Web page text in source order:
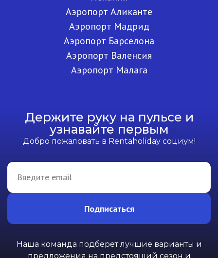
Аэропорт Аликанте
Аэропорт Мадрид
Аэропорт Барселона
Аэропорт Валенсия
Аэропорт Малага
Держите руку на пульсе и
узнавайте первым
Добро пожаловать в Rentaholiday социум!
Подписаться
Наша команда подберет лучшие варианты и
предложения на предстоящий сезон и